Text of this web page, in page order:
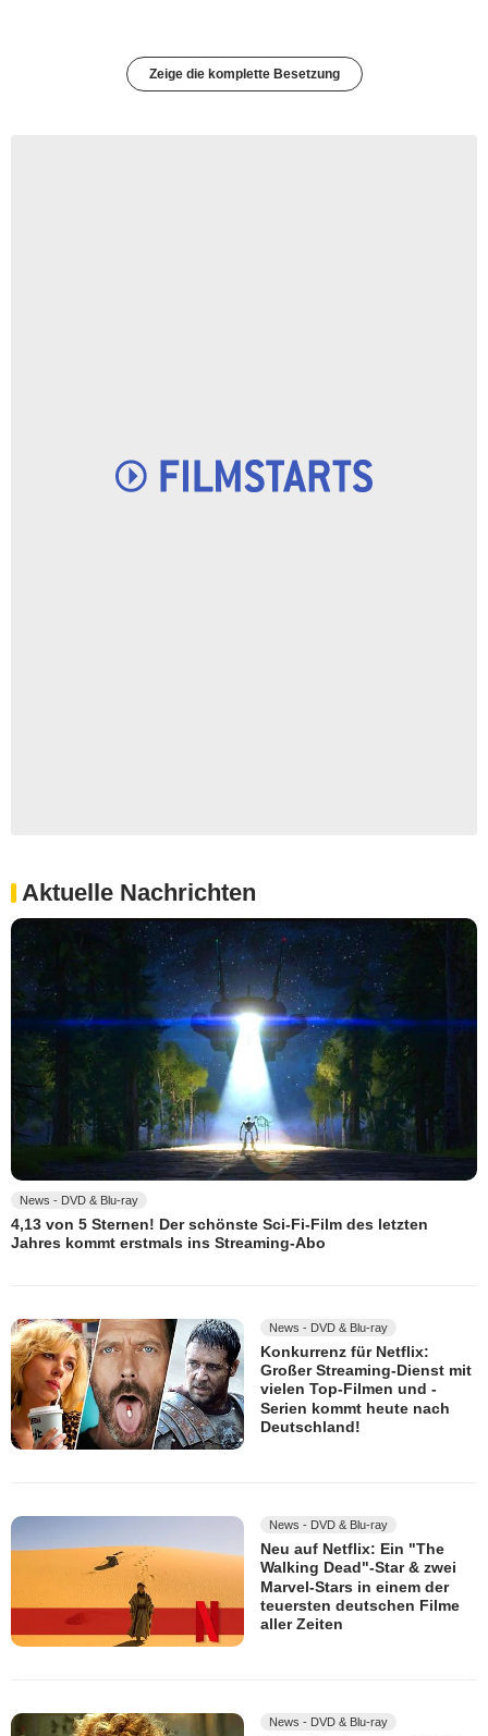
Zeige die komplette Besetzung
Aktuelle Nachrichten
News - DVD & Blu-ray
4,13 von 5 Sternen! Der schönste Sci-Fi-Film des letzten
Jahres kommt erstmals ins Streaming-Abo
News - DVD & Blu-ray
Konkurrenz für Netflix:
Großer Streaming-Dienst mit
vielen Top-Filmen und -
Serien kommt heute nach
Deutschland!
News - DVD & Blu-ray
Neu auf Netflix: Ein "The
Walking Dead"-Star & zwei
Marvel-Stars in einem der
teuersten deutschen Filme
aller Zeiten
News - DVD & Blu-ray